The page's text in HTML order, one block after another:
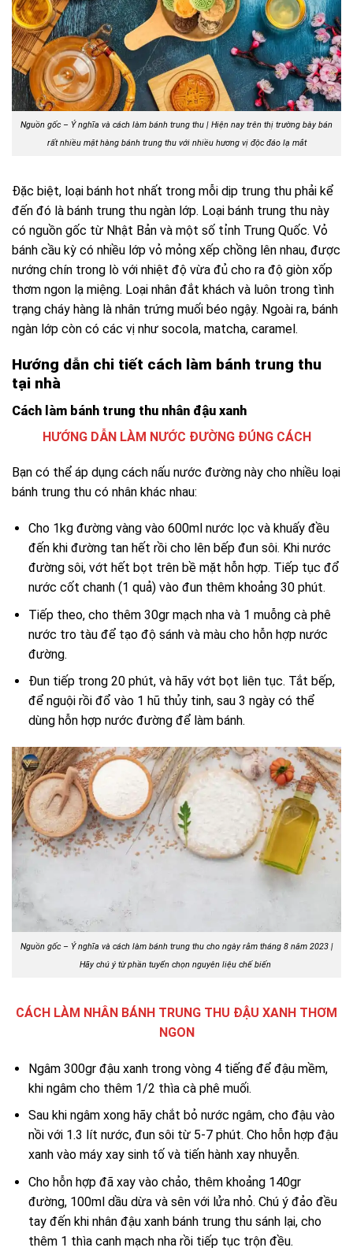
Nguồn gốc – Ý nghĩa và cách làm bánh trung thu | Hiện nay trên thị trường bày bán
rất nhiều mặt hàng bánh trung thu với nhiều hương vị độc đáo lạ mắt
Đặc biệt, loại bánh hot nhất trong mỗi dịp trung thu phải kể
đến đó là bánh trung thu ngàn lớp. Loại bánh trung thu này
có nguồn gốc từ Nhật Bản và một số tỉnh Trung Quốc. Vỏ
bánh cầu kỳ có nhiều lớp vỏ mỏng xếp chồng lên nhau, được
nướng chín trong lò với nhiệt độ vừa đủ cho ra độ giòn xốp
thơm ngon lạ miệng. Loại nhân đắt khách và luôn trong tình
trạng cháy hàng là nhân trứng muối béo ngậy. Ngoài ra, bánh
ngàn lớp còn có các vị như socola, matcha, caramel.
Hướng dẫn chi tiết cách làm bánh trung thu
tại nhà
Cách làm bánh trung thu nhân đậu xanh
HƯỚNG DẪN LÀM NƯỚC ĐƯỜNG ĐÚNG CÁCH
Bạn có thể áp dụng cách nấu nước đường này cho nhiều loại
bánh trung thu có nhân khác nhau:
Cho 1kg đường vàng vào 600ml nước lọc và khuấy đều
đến khi đường tan hết rồi cho lên bếp đun sôi. Khi nước
đường sôi, vớt hết bọt trên bề mặt hỗn hợp. Tiếp tục đổ
nước cốt chanh (1 quả) vào đun thêm khoảng 30 phút.
Tiếp theo, cho thêm 30gr mạch nha và 1 muỗng cà phê
nước tro tàu để tạo độ sánh và màu cho hỗn hợp nước
đường.
Đun tiếp trong 20 phút, và hãy vớt bọt liên tục. Tắt bếp,
để nguội rồi đổ vào 1 hũ thủy tinh, sau 3 ngày có thể
dùng hỗn hợp nước đường để làm bánh.
Nguồn gốc – Ý nghĩa và cách làm bánh trung thu cho ngày rằm tháng 8 năm 2023 |
Hãy chú ý từ phần tuyển chọn nguyên liệu chế biến
CÁCH LÀM NHÂN BÁNH TRUNG THU ĐẬU XANH THƠM
NGON
Ngâm 300gr đậu xanh trong vòng 4 tiếng để đậu mềm,
khi ngâm cho thêm 1/2 thìa cà phê muối.
Sau khi ngâm xong hãy chắt bỏ nước ngâm, cho đậu vào
nồi với 1.3 lít nước, đun sôi từ 5-7 phút. Cho hỗn hợp đậu
xanh vào máy xay sinh tố và tiến hành xay nhuyễn.
Cho hỗn hợp đã xay vào chảo, thêm khoảng 140gr
đường, 100ml dầu dừa và sên với lửa nhỏ. Chú ý đảo đều
tay đến khi nhân đậu xanh bánh trung thu sánh lại, cho
thêm 1 thìa canh mạch nha rồi tiếp tục trộn đều.